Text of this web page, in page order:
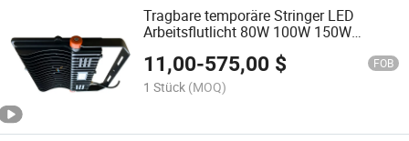
Tragbare temporäre Stringer LED
Arbeitsflutlicht 80W 100W 150W
Flutlicht
11,00-575,00 $ FOB
1 Stück (MOQ)